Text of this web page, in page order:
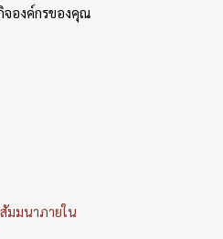
องค์กรของคุณ
มมนาภายใน